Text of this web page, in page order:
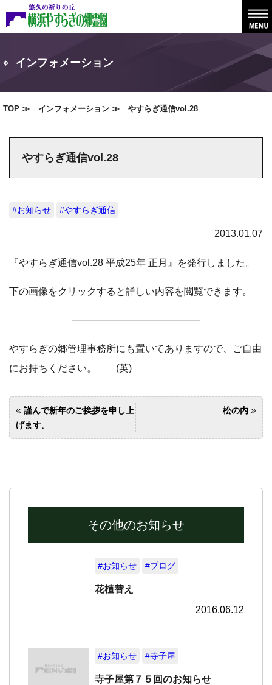
インフォメーション
TOP インフォメーション やすらぎ通信vol.28
やすらぎ通信vol.28
#お知らせ #やすらぎ通信
2013.01.07
『やすらぎ通信vol.28 平成25年 正月』を発行しました。
下の画像をクリックすると詳しい内容を閲覧できます。
やすらぎの郷管理事務所にも置いてありますので、ご自由
にお持ちください。 (英)
« 謹んで新年のご挨拶を申し上
げます。
松の内 »
その他のお知らせ
#お知らせ #ブログ
花植替え
2016.06.12
#お知らせ #寺子屋
寺子屋第７５回のお知らせ